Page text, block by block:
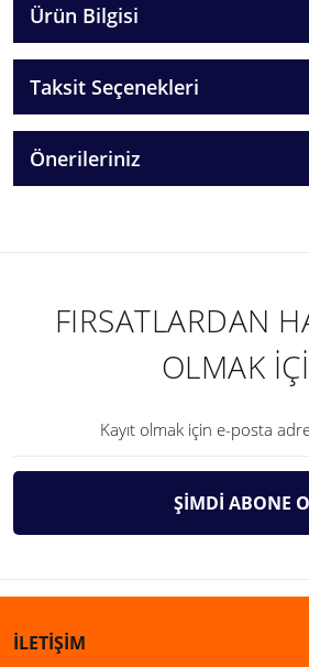
Ürün Bilgisi
Taksit Seçenekleri
Önerileriniz
FIRSATLARDAN
OLMAK
ŞİMDİ ABONE
İLETİŞİM